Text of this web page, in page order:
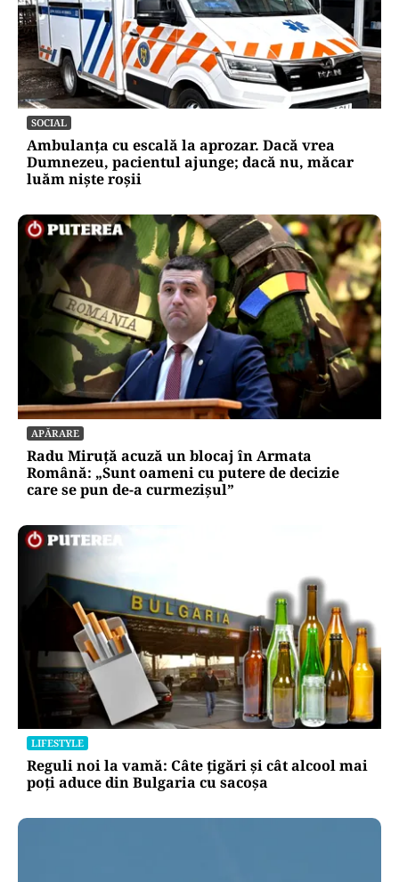
LIFESTYLE
Ce se pune la rădăcina leușteanului ca să
crească de doi metri. Calendarul care îți
dublează recolta de frunze
SOCIAL
Ambulanța cu escală la aprozar. Dacă vrea
Dumnezeu, pacientul ajunge; dacă nu, măcar
luăm niște roșii
APĂRARE
Radu Miruță acuză un blocaj în Armata
Română: „Sunt oameni cu putere de decizie
care se pun de-a curmezișul”